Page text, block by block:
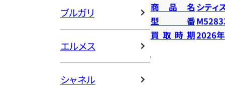
ブルガリ
エルメス
シャネル
商品名 シティ
型番
買取時期2026